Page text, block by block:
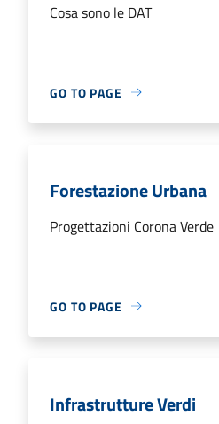
Cosa sono le DAT
GO TO PAGE
Forestazione Urbana
Progettazioni Corona Verde
GO TO PAGE
Infrastrutture Verdi